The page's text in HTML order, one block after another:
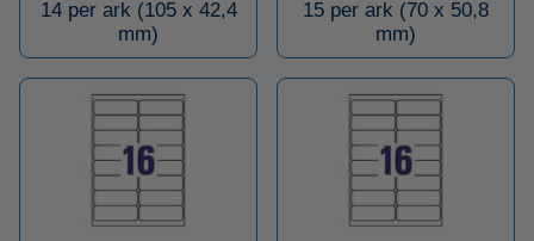
14 per ark (105 x 42,4
mm)
15 per ark (70 x 50,8
mm)